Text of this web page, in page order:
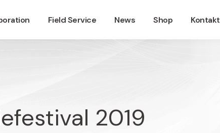
Field Service News Shop Kontakt
2019